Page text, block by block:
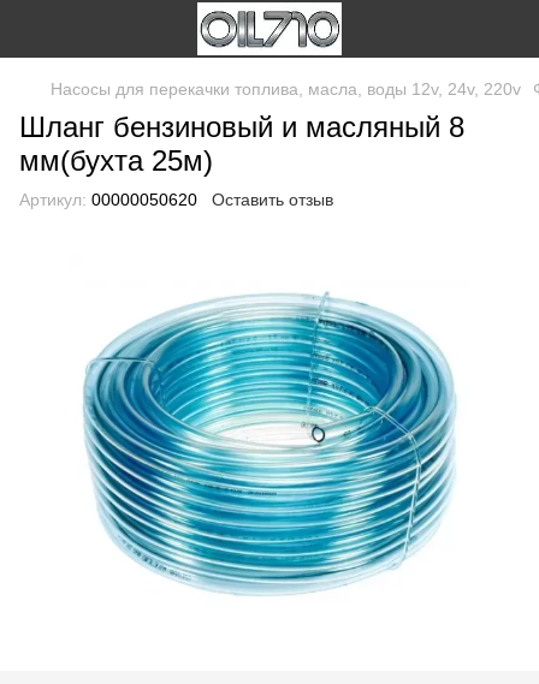
Насосы для перекачки топлива, масла, воды 12v, 24v, 220v
Шланг бензиновый и масляный 8
мм(бухта 25м)
Артикул: 00000050620 Оставить отзыв